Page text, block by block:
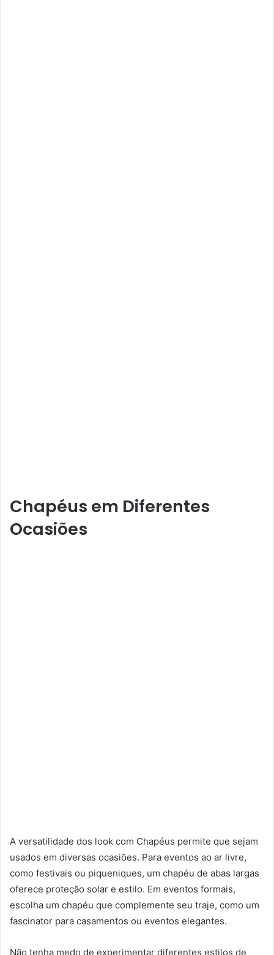
Chapéus em Diferentes
Ocasiões
A versatilidade dos look com Chapéus permite que sejam
usados em diversas ocasiões. Para eventos ao ar livre,
como festivais ou piqueniques, um chapéu de abas largas
oferece proteção solar e estilo. Em eventos formais,
escolha um chapéu que complemente seu traje, como um
fascinator para casamentos ou eventos elegantes.
Não tenha medo de experimentar diferentes estilos de